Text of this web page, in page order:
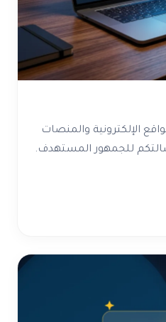
الإلكترونية والمنصات
للجمهور المستهدف.